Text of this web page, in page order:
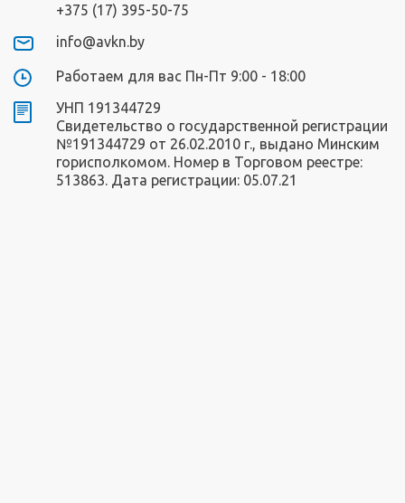
+375 (17) 395-50-75
info@avkn.by
Работаем для вас Пн-Пт 9:00 - 18:00
УНП 191344729
Свидетельство о государственной регистрации
№191344729 от 26.02.2010 г., выдано Минским
горисполкомом. Номер в Торговом реестре:
513863. Дата регистрации: 05.07.21